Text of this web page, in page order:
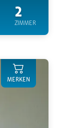
2
ZIMMER
MERKEN